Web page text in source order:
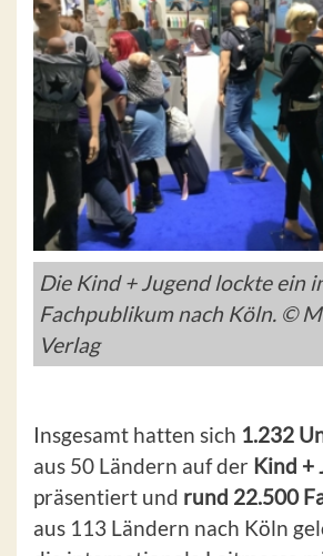
Die Kind + Jugend lockte ein
Fachpublikum nach Köln. ©
Verlag
Insgesamt hatten sich 1.232
aus 50 Ländern auf der Kind +
präsentiert und rund 22.500
aus 113 Ländern nach Köln